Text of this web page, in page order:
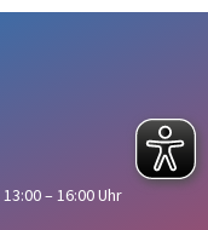
13:00 – 16:00 Uhr